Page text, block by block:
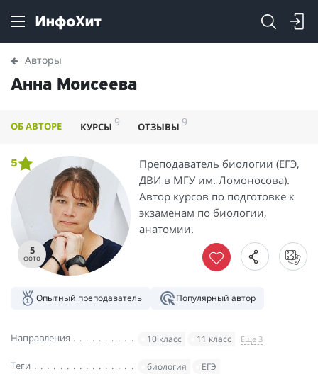
Авторы
Анна Моисеева
ОБ АВТОРЕ КУРСЫ 9 ОТЗЫВЫ 9
5
фото
5
Преподаватель биологии (ЕГЭ,
ДВИ в МГУ им. Ломоносова).
Автор курсов по подготовке к
экзаменам по биологии,
анатомии.
Опытный преподаватель Популярный автор
Направления 10 класс 11 класс Еще 3
Теги биология ЕГЭ